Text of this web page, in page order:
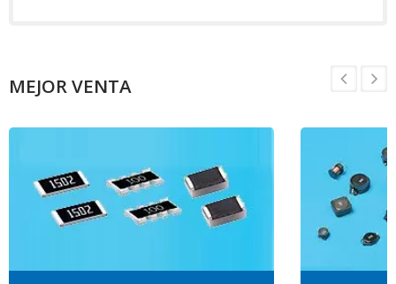
MEJOR VENTA